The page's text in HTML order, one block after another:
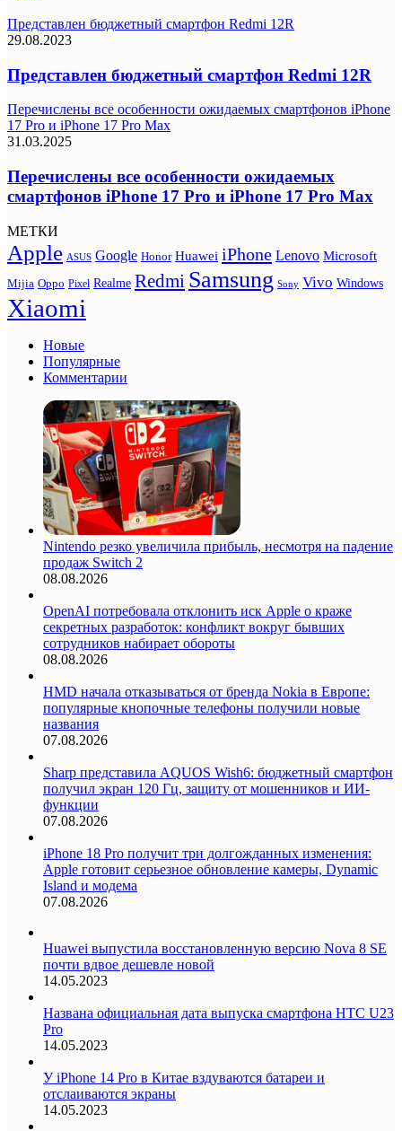
Представлен бюджетный смартфон Redmi 12R
29.08.2023
Представлен бюджетный смартфон Redmi 12R
Перечислены все особенности ожидаемых смартфонов iPhone
17 Pro и iPhone 17 Pro Max
31.03.2025
Перечислены все особенности ожидаемых
смартфонов iPhone 17 Pro и iPhone 17 Pro Max
МЕТКИ
Apple ASUS Google Honor Huawei iPhone Lenovo Microsoft
Mijia Oppo Pixel Realme Redmi Samsung Sony Vivo Windows
Xiaomi
Новые
Популярные
Комментарии
Nintendo резко увеличила прибыль, несмотря на падение
продаж Switch 2
08.08.2026
OpenAI потребовала отклонить иск Apple о краже
секретных разработок: конфликт вокруг бывших
сотрудников набирает обороты
08.08.2026
HMD начала отказываться от бренда Nokia в Европе:
популярные кнопочные телефоны получили новые
названия
07.08.2026
Sharp представила AQUOS Wish6: бюджетный смартфон
получил экран 120 Гц, защиту от мошенников и ИИ-
функции
07.08.2026
iPhone 18 Pro получит три долгожданных изменения:
Apple готовит серьезное обновление камеры, Dynamic
Island и модема
07.08.2026
Huawei выпустила восстановленную версию Nova 8 SE
почти вдвое дешевле новой
14.05.2023
Названа официальная дата выпуска смартфона HTC U23
Pro
14.05.2023
У iPhone 14 Pro в Китае вздуваются батареи и
отслаиваются экраны
14.05.2023